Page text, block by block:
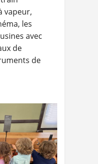
vapeur,
les
avec
de
de